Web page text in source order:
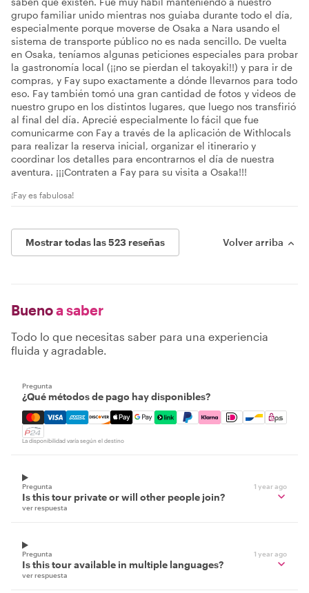
grupo familiar unido mientras nos guiaba durante todo el día,
especialmente porque moverse de Osaka a Nara usando el
sistema de transporte público no es nada sencillo. De vuelta
en Osaka, teníamos algunas peticiones especiales para probar
la gastronomía local (¡¡no se pierdan el takoyaki!!) y para ir de
compras, y Fay supo exactamente a dónde llevarnos para todo
eso. Fay también tomó una gran cantidad de fotos y videos de
nuestro grupo en los distintos lugares, que luego nos transfirió
al final del día. Aprecié especialmente lo fácil que fue
comunicarme con Fay a través de la aplicación de Withlocals
para realizar la reserva inicial, organizar el itinerario y
coordinar los detalles para encontrarnos el día de nuestra
aventura. ¡¡¡Contraten a Fay para su visita a Osaka!!!
¡Fay es fabulosa!
Mostrar todas las 523 reseñas Volver arriba
Buenoa saber
Todo lo que necesitas saber para una experiencia
fluida y agradable.
Pregunta
¿Qué métodos de pago hay disponibles?
Mastercard, Visa, Amex, Discover, Apple Pay, Google
La disponibilidad varía según el destino
Pregunta 1 year ago
Is this tour private or will other people join?
ver respuesta
Pregunta 1 year ago
Is this tour available in multiple languages?
ver respuesta